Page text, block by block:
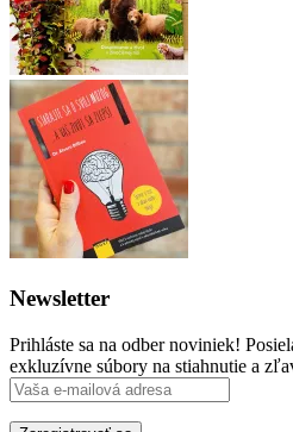
Newsletter
Prihláste sa na odber noviniek!
exkluzívne súbory na stiahnutie a